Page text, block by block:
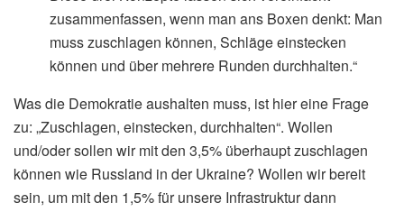
zusammenfassen, wenn man ans Boxen denkt: Man
muss zuschlagen können, Schläge einstecken
können und über mehrere Runden durchhalten.“
Was die Demokratie aushalten muss, ist hier eine Frage
zu: „Zuschlagen, einstecken, durchhalten“. Wollen
und/oder sollen wir mit den 3,5% überhaupt zuschlagen
können wie Russland in der Ukraine? Wollen wir bereit
sein, um mit den 1,5% für unsere Infrastruktur dann